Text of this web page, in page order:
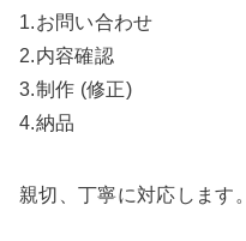
1.お問い合わせ
2.内容確認
3.制作 (修正)
4.納品
親切、丁寧に対応します。